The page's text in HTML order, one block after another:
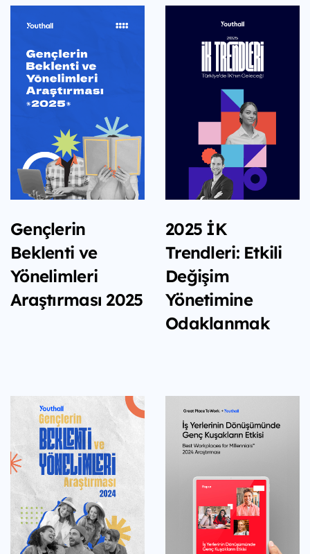
Gençlerin
Beklenti ve
Yönelimleri
Araştırması 2025
2025 İK
Trendleri: Etkili
Değişim
Yönetimine
Odaklanmak